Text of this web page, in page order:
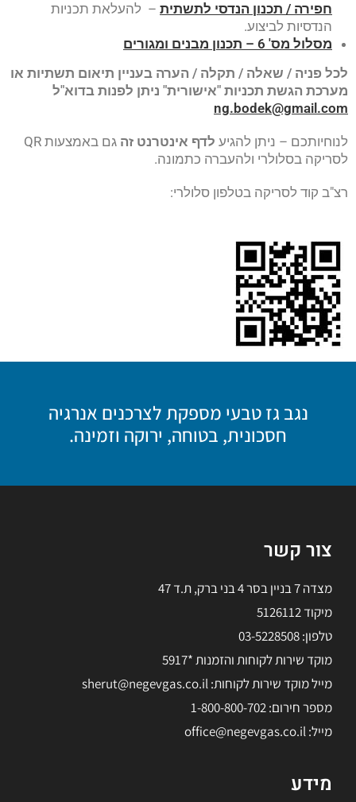
חפירה / תכנון הנדסי לתשתית – להעלאת תכניות
הנדסיות לביצוע.
מסלול מס' 6 – תכנון מבנים ומגורים
לכל פניה / שאלה / תקלה / הערה בעניין תיאום תשתיות או
מערכת הגשת תכניות "אישורית" ניתן לפנות בדוא"ל
ng.bodek@gmail.com
לנוחיותכם – ניתן להגיע לדף אינטרנט זה
גם באמצעות QR
לסריקה בסלולרי ולהעברה כתמונה.
רצ"ב קוד לסריקה בטלפון סלולרי:
נגב גז טבעי מספקת לצרכנים אנרגיה
חסכונית, בטוחה, ירוקה וזמינה.
מידע
צור קשר
מצדה 7 בניין בסר 4 בני ברק, ת.ד 47
מיקוד 5126112
טלפון: 03-5228508
מוקד שירות לקוחות והזמנות *5917
מייל מוקד שירות לקוחות: sherut@negevgas.co.il
מספר חירום: 1-800-800-702
מייל: office@negevgas.co.il